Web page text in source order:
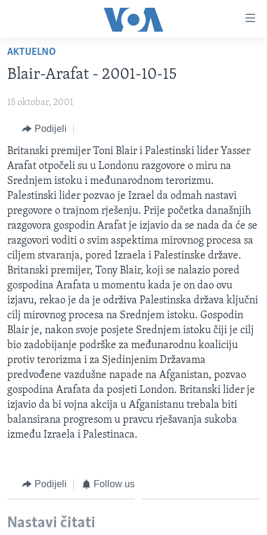
glavni
sadržaj
na
navigaciju
Idi
na
pretragu
TV PROGRAM
FOTOGRAFIJE DANA
VIJESTI
SJEDINJENE AMERIČKE DRŽAVE
BOSNA I HERCEGOVINA
SVIJET
NAUKA I TEHNOLOGIJA
SPECIJALNI PROJEKTI
KORUPCIJA
SLOBODA MEDIJA
ŽENSKA STRANA
IZBJEGLIČKA STRANA
MAGAZIN
O GLASU AMERIKE
Learning English
PRATITE NAS
Jezici
AKTUELNO
Blair-Arafat - 2001-10-15
15 oktobar, 2001
Podijeli
Britanski premijer Toni Blair i Palestinski lider Yasser
Arafat otpočeli su u Londonu razgovore o miru na
Srednjem istoku i međunarodnom terorizmu.
Palestinski lider pozvao je Izrael da odmah nastavi
pregovore o trajnom rješenju. Prije početka današnjih
razgovora gospodin Arafat je izjavio da se nada da će se
razgovori voditi o svim aspektima mirovnog procesa sa
ciljem stvaranja, pored Izraela i Palestinske države.
Britanski premijer, Tony Blair, koji se nalazio pored
gospodina Arafata u momentu kada je on dao ovu
izjavu, rekao je da je održiva Palestinska država ključni
cilj mirovnog procesa na Srednjem istoku. Gospodin
Blair je, nakon svoje posjete Srednjem istoku čiji je cilj
bio zadobijanje podrške za međunarodnu koaliciju
protiv terorizma i za Sjedinjenim Državama
predvođene vazdušne napade na Afganistan, pozvao
gospodina Arafata da posjeti London. Britanski lider je
izjavio da bi vojna akcija u Afganistanu trebala biti
balansirana progresom u pravcu rješavanja sukoba
između Izraela i Palestinaca.
Podijeli Follow us
Nastavi čitati